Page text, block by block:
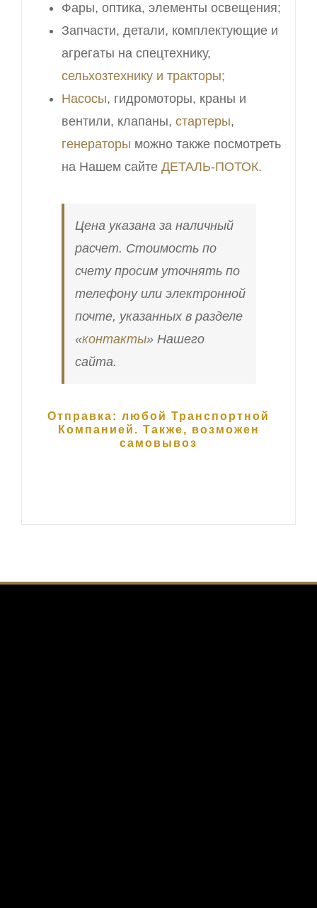
Фары, оптика, элементы освещения;
Запчасти, детали, комплектующие и
агрегаты на спецтехнику,
сельхозтехнику и тракторы;
Насосы, гидромоторы, краны и
вентили, клапаны, стартеры,
генераторы можно также посмотреть
на Нашем сайте ДЕТАЛЬ-ПОТОК.
Цена указана за наличный
расчет. Стоимость по
счету просим уточнять по
телефону или электронной
почте, указанных в разделе
«контакты» Нашего
сайта.
Отправка: любой Транспортной
Компанией. Также, возможен
самовывоз